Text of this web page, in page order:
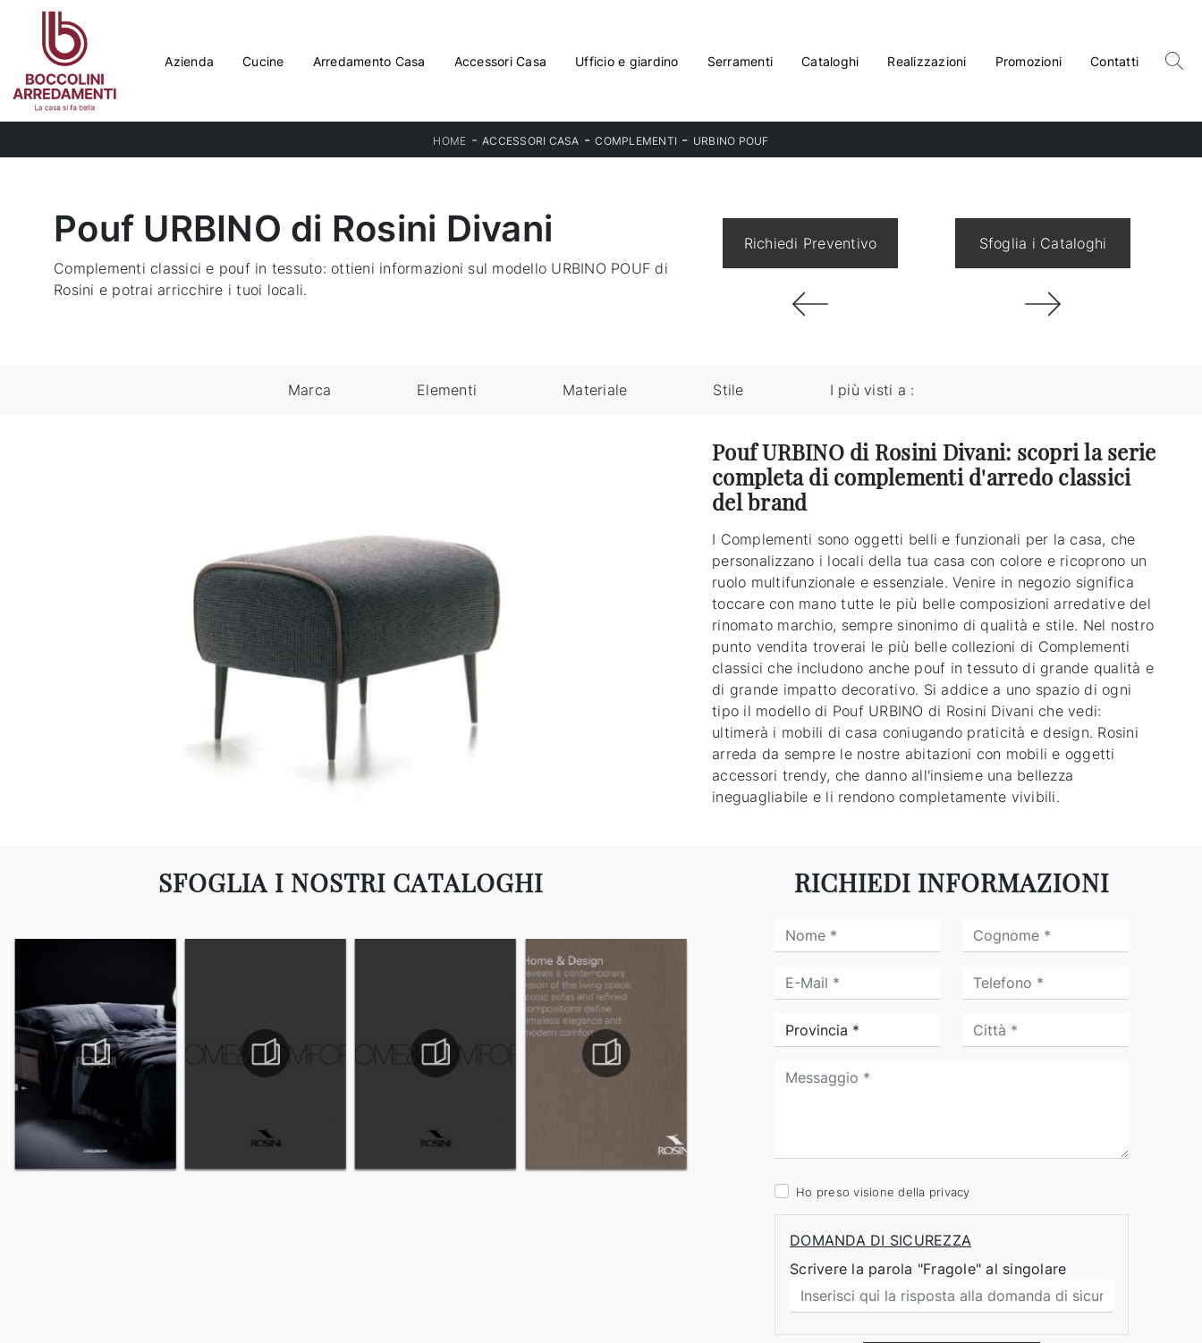
Azienda Cucine Arredamento Casa Accessori Casa Ufficio e giardino Serramenti Cataloghi Realizzazioni Promozioni Contatti
HOME -ACCESSORI CASA -COMPLEMENTI - URBINO POUF
Pouf URBINO di Rosini Divani
Complementi classici e pouf in tessuto: ottieni informazioni sul modello URBINO POUF di
Rosini e potrai arricchire i tuoi locali.
Richiedi Preventivo Sfoglia i Cataloghi
Marca Elementi Materiale Stile I più visti a :
Pouf URBINO di Rosini Divani: scopri la serie
completa di complementi d'arredo classici
del brand
I Complementi sono oggetti belli e funzionali per la casa, che
personalizzano i locali della tua casa con colore e ricoprono un
ruolo multifunzionale e essenziale. Venire in negozio significa
toccare con mano tutte le più belle composizioni arredative del
rinomato marchio, sempre sinonimo di qualità e stile. Nel nostro
punto vendita troverai le più belle collezioni di Complementi
classici che includono anche pouf in tessuto di grande qualità e
di grande impatto decorativo. Si addice a uno spazio di ogni
tipo il modello di Pouf URBINO di Rosini Divani che vedi:
ultimerà i mobili di casa coniugando praticità e design. Rosini
arreda da sempre le nostre abitazioni con mobili e oggetti
accessori trendy, che danno all'insieme una bellezza
ineguagliabile e li rendono completamente vivibili.
SFOGLIA I NOSTRI CATALOGHI RICHIEDI INFORMAZIONI
Ho preso visione della privacy
DOMANDA DI SICUREZZA
Scrivere la parola "Fragole" al singolare